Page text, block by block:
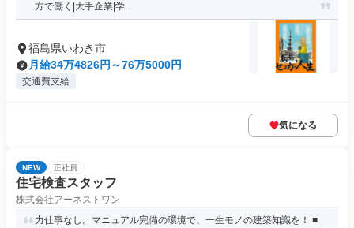
方で働く|大手企業|学...
福島県いわき市
月給34万4826円～76万5000円
交通費支給
気になる
NEW 正社員
住宅検査スタッフ
株式会社アーネストワン
力仕事なし。マニュアル完備の環境で、一生モノの建築知識を！ ■